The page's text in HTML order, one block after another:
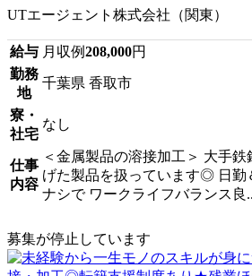
UTエージェント株式会社（関東）
給与 月収例208,000円
勤務
地
千葉県 香取市
寮・
社宅
なし
仕事
内容
＜金属製品の溶接加工＞ 大手
げた製品を扱っています◎ 日勤
ナシで ワークライフバランス良
募集が停止しています